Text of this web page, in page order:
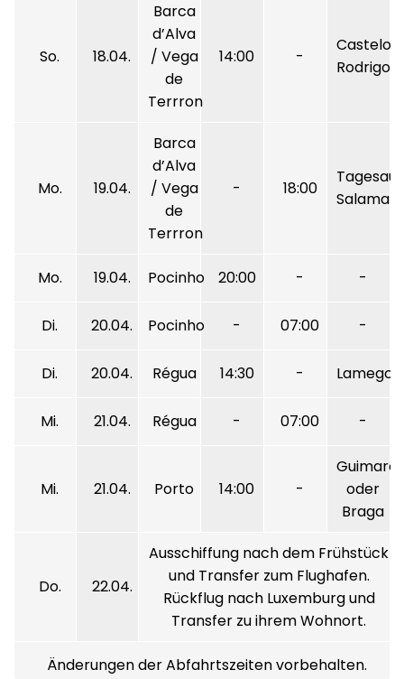
So. 18.04.
Barca
d’Alva
/ Vega
de
Terrron
14:00 -
Castelo
Rodrigo
Mo. 19.04.
Barca
d’Alva
/ Vega
de
Terrron
- 18:00
Mo. 19.04. Pocinho 20:00 - -
Di. 20.04. Pocinho - 07:00 -
Di. 20.04. Régua 14:30 - Lamego
Mi. 21.04. Régua - 07:00 -
Mi. 21.04. Porto 14:00 -
Guimares
oder
Braga
Do. 22.04.
Ausschiffung nach dem Frühstück
und Transfer zum Flughafen.
Rückflug nach Luxemburg und
Transfer zu ihrem Wohnort.
Änderungen der Abfahrtszeiten vorbehalten.